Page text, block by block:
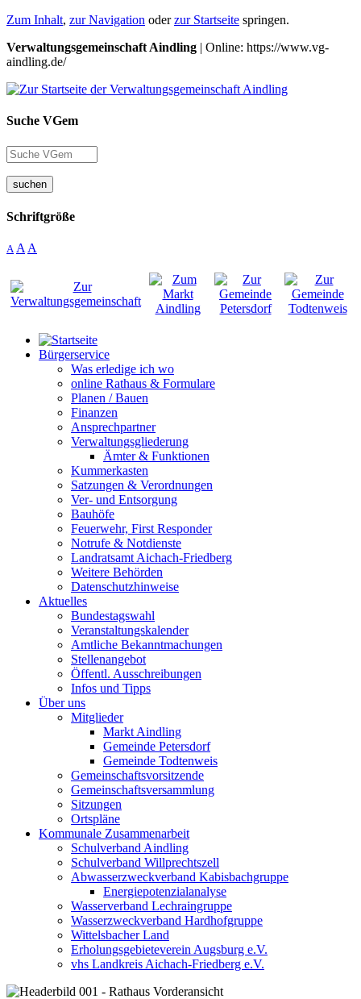
Zum Inhalt, zur Navigation oderzur Startseite springen.
Verwaltungsgemeinschaft Aindling | Online: https://www.vg-
aindling.de/
Suche VGem
suchen
Schriftgröße
A A A
Bürgerservice
Was erledige ich wo
online Rathaus & Formulare
Planen / Bauen
Finanzen
Ansprechpartner
Verwaltungsgliederung
Ämter & Funktionen
Kummerkasten
Satzungen & Verordnungen
Ver- und Entsorgung
Bauhöfe
Feuerwehr, First Responder
Notrufe & Notdienste
Landratsamt Aichach-Friedberg
Weitere Behörden
Datenschutzhinweise
Aktuelles
Bundestagswahl
Veranstaltungskalender
Amtliche Bekanntmachungen
Stellenangebot
Öffentl. Ausschreibungen
Infos und Tipps
Über uns
Mitglieder
Markt Aindling
Gemeinde Petersdorf
Gemeinde Todtenweis
Gemeinschaftsvorsitzende
Gemeinschaftsversammlung
Sitzungen
Ortspläne
Kommunale Zusammenarbeit
Schulverband Aindling
Schulverband Willprechtszell
Abwasserzweckverband Kabisbachgruppe
Energiepotenzialanalyse
Wasserverband Lechraingruppe
Wasserzweckverband Hardhofgruppe
Wittelsbacher Land
Erholungsgebieteverein Augsburg e.V.
vhs Landkreis Aichach-Friedberg e.V.